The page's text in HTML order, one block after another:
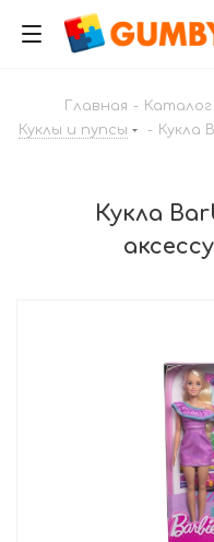
Главная - Каталог
Куклы и пупсы
- Кукла
Кукла